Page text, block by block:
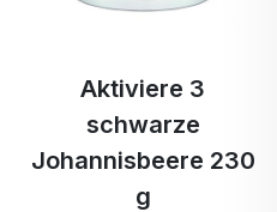
Aktiviere 3
schwarze
Johannisbeere 230
g